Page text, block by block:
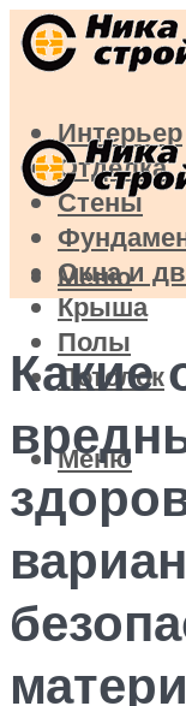
Интерьер
Отделка
Стены
Окна и
Крыша
Полы
Потолок
Меню
Меню
Какие